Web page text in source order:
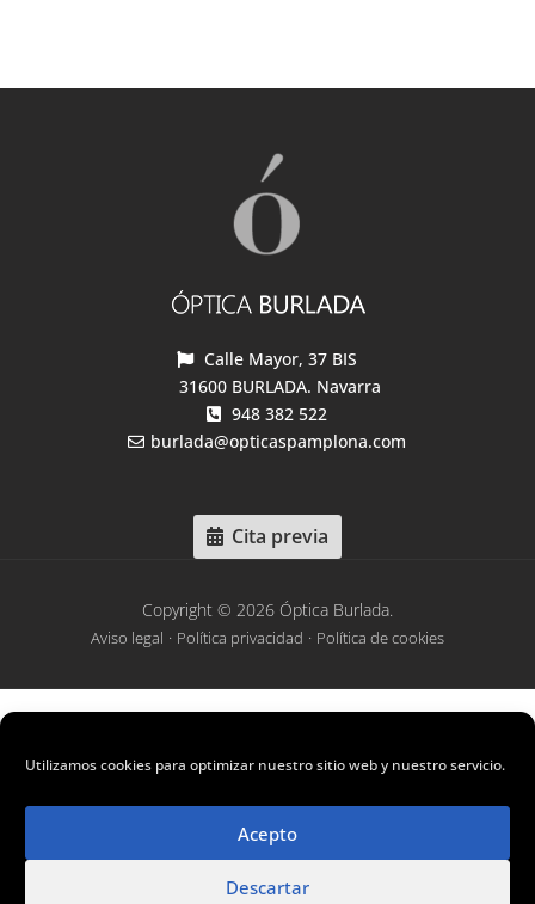
Utilizamos cookies para optimizar nuestro sitio web y nuestro servicio.
Acepto
Descartar
Calle Mayor, 37 BIS
31600 BURLADA. Navarra
948 382 522
burlada@opticaspamplona.com
Cita previa
Copyright © 2026 Óptica Burlada.
Aviso legal · Política privacidad · Política de cookies
promoción del empleo autónomo”
sustatzeko”